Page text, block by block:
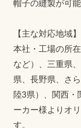
帽子の縫製が可能
【主な対応地域】
本社・工場の所
など）、三重県
県、長野県、さ
陸3県）、関西・
ーカー様よりオ
す。